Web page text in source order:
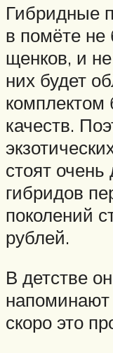
Гибридные
в помёте не
щенков, и
них будет
комплектом
качеств.
стоят
гибридов
поколений
рублей.
В детстве
скоро это